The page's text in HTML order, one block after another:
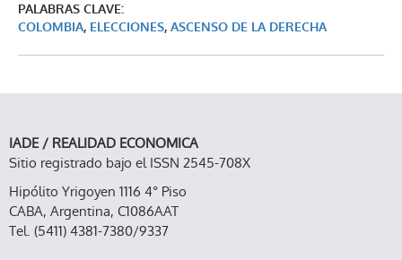
PALABRAS CLAVE:
COLOMBIA, ELECCIONES, ASCENSO DE LA DERECHA
IADE / REALIDAD ECONOMICA
Sitio registrado bajo el ISSN 2545-708X
Hipólito Yrigoyen 1116 4° Piso
CABA, Argentina, C1086AAT
Tel. (5411) 4381-7380/9337